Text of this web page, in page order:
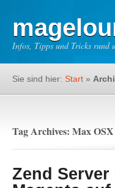
Infos, Tipps und Tricks rund
Sie sind hier: Start »
Tag Archives: Max OSX
Zend